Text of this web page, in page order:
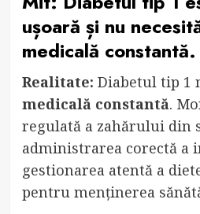
ușoară și nu
medicală constantă.
Realitate: Diabetul tip 1
medicală constantă.
regulată a zahărului din
administrarea corectă a
gestionarea atentă a
pentru menținerea